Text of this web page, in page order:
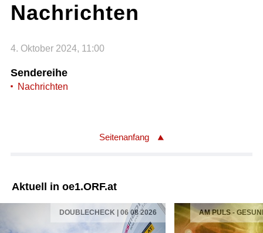
Nachrichten
4. Oktober 2024, 11:00
Sendereihe
Nachrichten
Seitenanfang
Aktuell in oe1.ORF.at
DOUBLECHECK | 06 08 2026 AM PULS -